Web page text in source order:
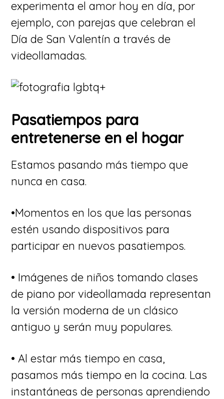
experimenta el amor hoy en día, por
ejemplo, con parejas que celebran el
Día de San Valentín a través de
videollamadas.
Pasatiempos para
entretenerse en el hogar
Estamos pasando más tiempo que
nunca en casa.
•Momentos en los que las personas
estén usando dispositivos para
participar en nuevos pasatiempos.
• Imágenes de niños tomando clases
de piano por videollamada representan
la versión moderna de un clásico
antiguo y serán muy populares.
• Al estar más tiempo en casa,
pasamos más tiempo en la cocina. Las
instantáneas de personas aprendiendo